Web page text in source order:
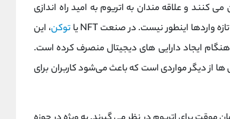
کنند و علاقه مندان به اتریوم به امید راه اندازی
توکن، این
ایجاد دارایی های دیجیتال منصرف کرده است.
از دیگر مواردی است که باعث می‌شود کاربران برای